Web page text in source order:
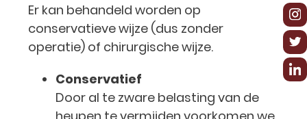
Er kan behandeld worden op
conservatieve wijze (dus zonder
operatie) of chirurgische wijze.
Conservatief
Door al te zware belasting van de